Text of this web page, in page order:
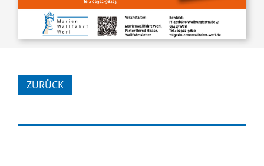
ZURÜCK